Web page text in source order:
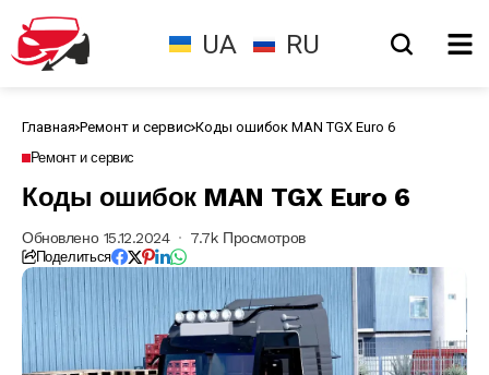
UA RU
Главная Ремонт и сервис Коды ошибок MAN TGX Euro 6
Ремонт и сервис
Коды ошибок MAN TGX Euro 6
Обновлено 15.12.2024 7.7k Просмотров
Поделиться